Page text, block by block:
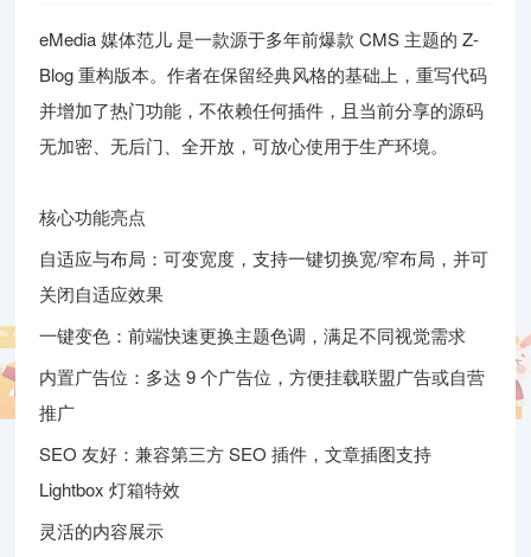
eMedia 媒体范儿 是一款源于多年前爆款 CMS 主题的 Z-
Blog 重构版本。作者在保留经典风格的基础上，重写代码
并增加了热门功能，不依赖任何插件，且当前分享的源码
无加密、无后门、全开放，可放心使用于生产环境。
核心功能亮点
自适应与布局：可变宽度，支持一键切换宽/窄布局，并可
关闭自适应效果
一键变色：前端快速更换主题色调，满足不同视觉需求
内置广告位：多达 9 个广告位，方便挂载联盟广告或自营
推广
SEO 友好：兼容第三方 SEO 插件，文章插图支持
Lightbox 灯箱特效
灵活的内容展示